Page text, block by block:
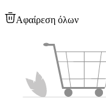
Αφαίρεση όλων